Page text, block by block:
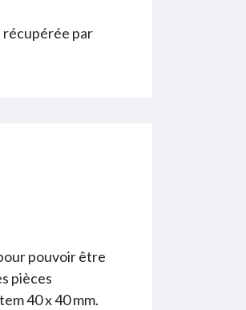
récupérée par
pouvoir être
pièces
40 x 40 mm.